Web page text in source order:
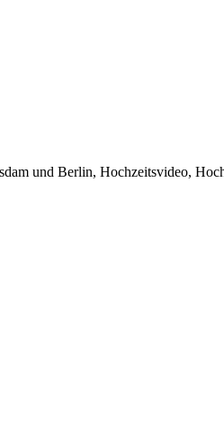
und Berlin, Hochzeitsvideo,